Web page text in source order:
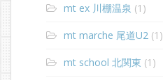
mt ex 川棚温泉 (1)
mt marche 尾道U2 (1)
mt school 北関東 (1)